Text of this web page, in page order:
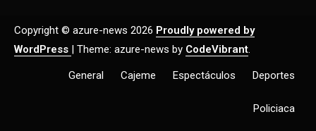
Copyright © azure-news 2026 Proudly powered by
WordPress | Theme: azure-news by CodeVibrant.
General Cajeme Espectáculos Deportes
Policiaca